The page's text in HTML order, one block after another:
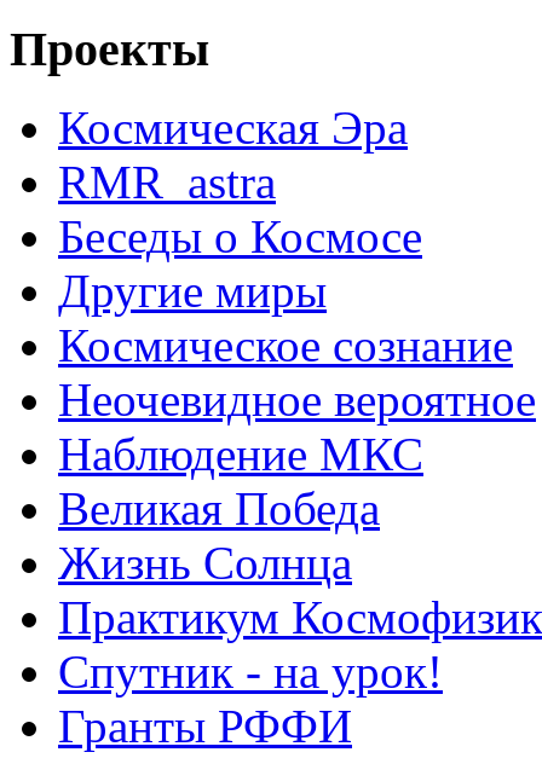
Проекты
Космическая Эра
RMR_astra
Беседы о Космосе
Другие миры
Космическое сознание
Неочевидное вероятное
Наблюдение МКС
Великая Победа
Жизнь Солнца
Практикум
Спутник - на урок!
Гранты РФФИ